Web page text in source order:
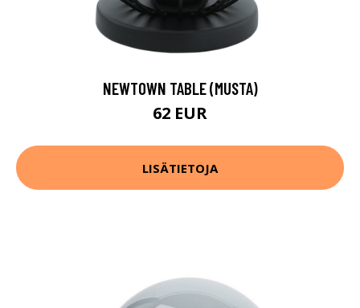
NEWTOWN TABLE (MUSTA)
62 EUR
LISÄTIETOJA